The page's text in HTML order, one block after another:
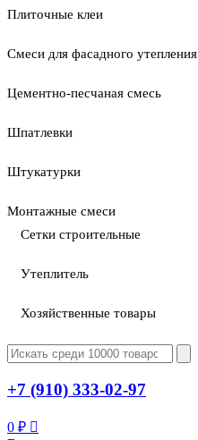
Плиточные клеи
Смеси для фасадного утепления
Цементно-песчаная смесь
Шпатлевки
Штукатурки
Монтажные смеси
Сетки строительные
Утеплитель
Хозяйственные товары
+7 (910) 333-02-97
0 ₽